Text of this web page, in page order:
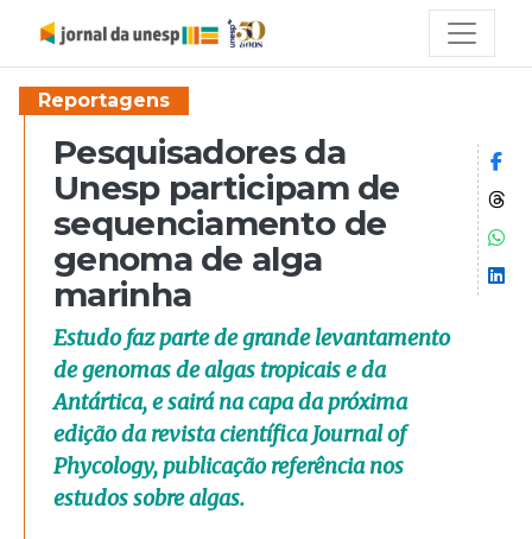
Reportagens
Pesquisadores da
Unesp participam de
sequenciamento de
genoma de alga
marinha
Estudo faz parte de grande levantamento
de genomas de algas tropicais e da
Antártica, e sairá na capa da próxima
edição da revista científica Journal of
Phycology, publicação referência nos
estudos sobre algas.